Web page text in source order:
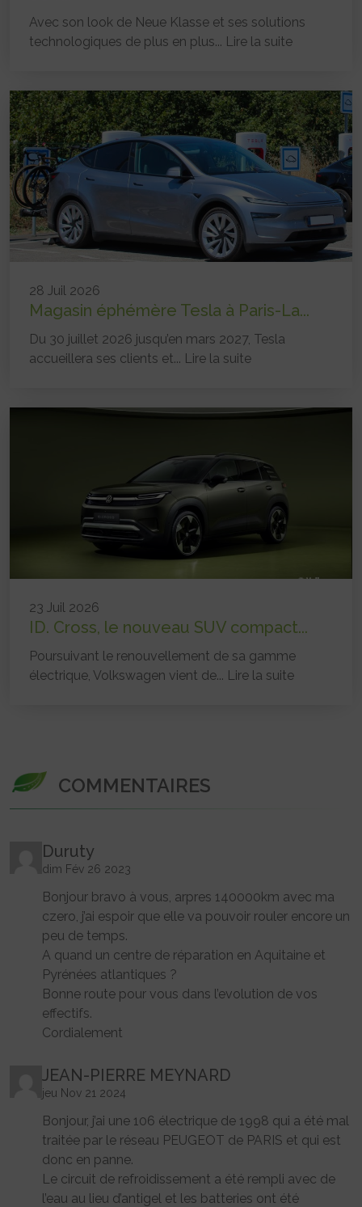
Avec son look de Neue Klasse et ses solutions
technologiques de plus en plus... Lire la suite
28 Juil 2026
Magasin éphémère Tesla à Paris-La...
Du 30 juillet 2026 jusqu’en mars 2027, Tesla
accueillera ses clients et... Lire la suite
23 Juil 2026
ID. Cross, le nouveau SUV compact...
Poursuivant le renouvellement de sa gamme
électrique, Volkswagen vient de... Lire la suite
COMMENTAIRES
Duruty
dim Fév 26 2023
Bonjour bravo à vous, arpres 140000km avec ma
czero, j’ai espoir que elle va pouvoir rouler encore un
peu de temps.
A quand un centre de réparation en Aquitaine et
Pyrénées atlantiques ?
Bonne route pour vous dans l’evolution de vos
effectifs.
Cordialement
JEAN-PIERRE MEYNARD
jeu Nov 21 2024
Bonjour, j’ai une 106 électrique de 1998 qui a été mal
traitée par le réseau PEUGEOT de PARIS et qui est
donc en panne.
Le circuit de refroidissement a été rempli avec de
l’eau au lieu d’antigel et les batteries ont été